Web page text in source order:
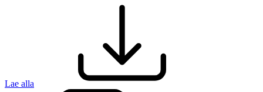
Lae alla